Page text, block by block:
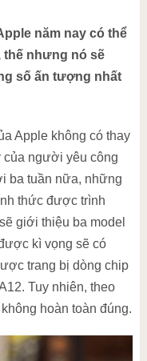
năm nay có thể
thế nhưng nó sẽ
số ấn tượng nhất
Apple không có thay
người yêu công
ba tuần nữa, những
thức được trình
giới thiệu ba model
kì vọng sẽ có
trang bị dòng chip
Tuy nhiên, theo
hoàn toàn đúng.